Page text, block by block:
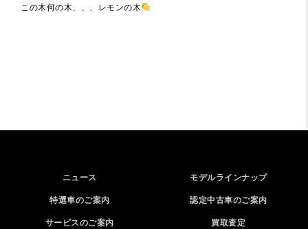
この木何の木、、、レモンの木
ニュース
モデルラインナップ
特選車のご案内
認定中古車のご案内
サービスのご案内
買取査定